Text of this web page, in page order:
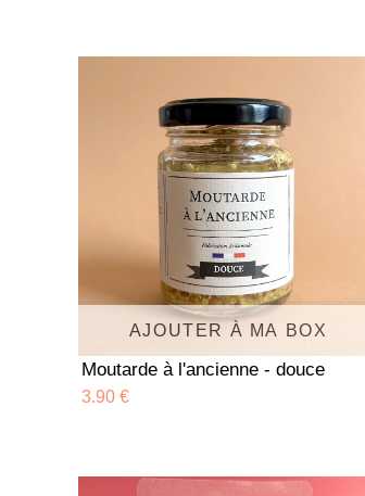
AJOUTER À MA BOX
Moutarde à l'ancienne - douce
3.90 €